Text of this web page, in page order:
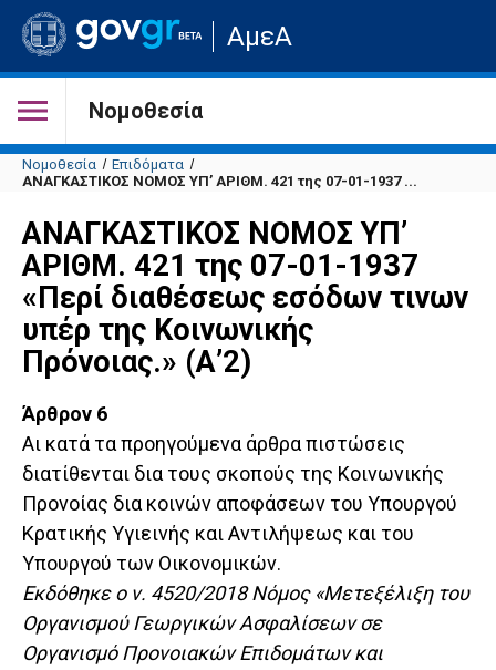
Μετάβαση
στην
σελίδα
του
ΑμεΑ
Νομοθεσία
Νομοθεσία
Επιδόματα
ΑΝΑΓΚΑΣΤΙΚΟΣ ΝΟΜΟΣ ΥΠ’ ΑΡΙΘΜ. 421 της 07-01-1937 ...
ΑΝΑΓΚΑΣΤΙΚΟΣ ΝΟΜΟΣ ΥΠ’
ΑΡΙΘΜ. 421 της 07-01-1937
«Περί διαθέσεως εσόδων τινων
υπέρ της Κοινωνικής
Πρόνοιας.» (Α’2)
Άρθρον 6
Αι κατά τα προηγούμενα άρθρα πιστώσεις
διατίθενται δια τους σκοπούς της Κοινωνικής
Προνοίας δια κοινών αποφάσεων του Υπουργού
Κρατικής Υγιεινής και Αντιλήψεως και του
Υπουργού των Οικονομικών.
Εκδόθηκε ο ν. 4520/2018 Νόμος «Μετεξέλιξη του
Οργανισμού Γεωργικών Ασφαλίσεων σε
Οργανισμό Προνοιακών Επιδομάτων και